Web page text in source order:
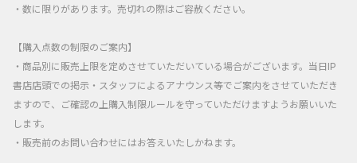
・数に限りがあります。売切れの際はご容赦ください。
【購入点数の制限のご案内】
・商品別に販売上限を定めさせていただいている場合がございます。当日IP
書店店頭での掲示・スタッフによるアナウンス等でご案内をさせていただき
ますので、ご確認の上購入制限ルールを守っていただけますようお願いいた
します。
・販売前のお問い合わせにはお答えいたしかねます。